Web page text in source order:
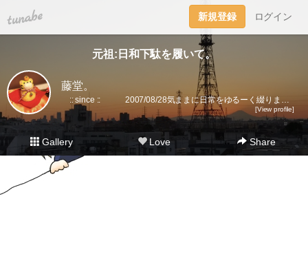
tuna.be 新規登録 ログイン
元祖:日和下駄を履いて。
藤堂。
:: since :: 2007/08/28気ままに日常をゆるーく綴ります。▼趣味丸出し。▼トラベラーズノート愛好家。 →書籍に一部載せていただきました★(奇跡)▼小さいノート活用術▼FLEXNOTEも活用しています。▼他、手帳・文房具大好き。▼2018に都内→田舎に移住。▼プラ板・レジン・手芸などハンドメイドをたまに▼メインはインスタです。
[View profile]
Gallery Love Share